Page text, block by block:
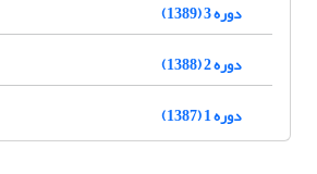
دوره 3 (1389)
دوره 2 (1388)
دوره 1 (1387)